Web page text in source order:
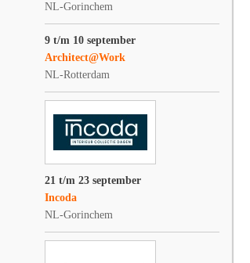
NL-Gorinchem
9 t/m 10 september
Architect@Work
NL-Rotterdam
21 t/m 23 september
Incoda
NL-Gorinchem